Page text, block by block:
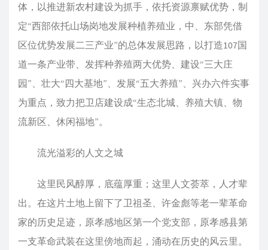
体，以推进新农村建设为抓手，依托资源禀赋优势，制
定“西部依托山场岗地发展种植养殖业，中、东部凭借
区位优势发展二三产业”的总体发展思路，以打造107国
道一条产业带、发挥种养殖两大优势、建设“三大庄
园”、壮大“四大基地”、发展“五大养殖”、兴办六件实事
为重点，致力把卫店建设成“生态北城、养殖大镇、物
流新区、休闲福地”。
流光溢彩的人文之城
这里民风醇厚，底蕴厚重；这里人文荟萃，人才辈
出。在这片土地上留下了卫祖圣、许金彪等老一辈革命
家的历史足迹，原孝感地区第一个党支部，原孝感县第
一支革命武装在这里傍地而起，涌动在历史的风云里。